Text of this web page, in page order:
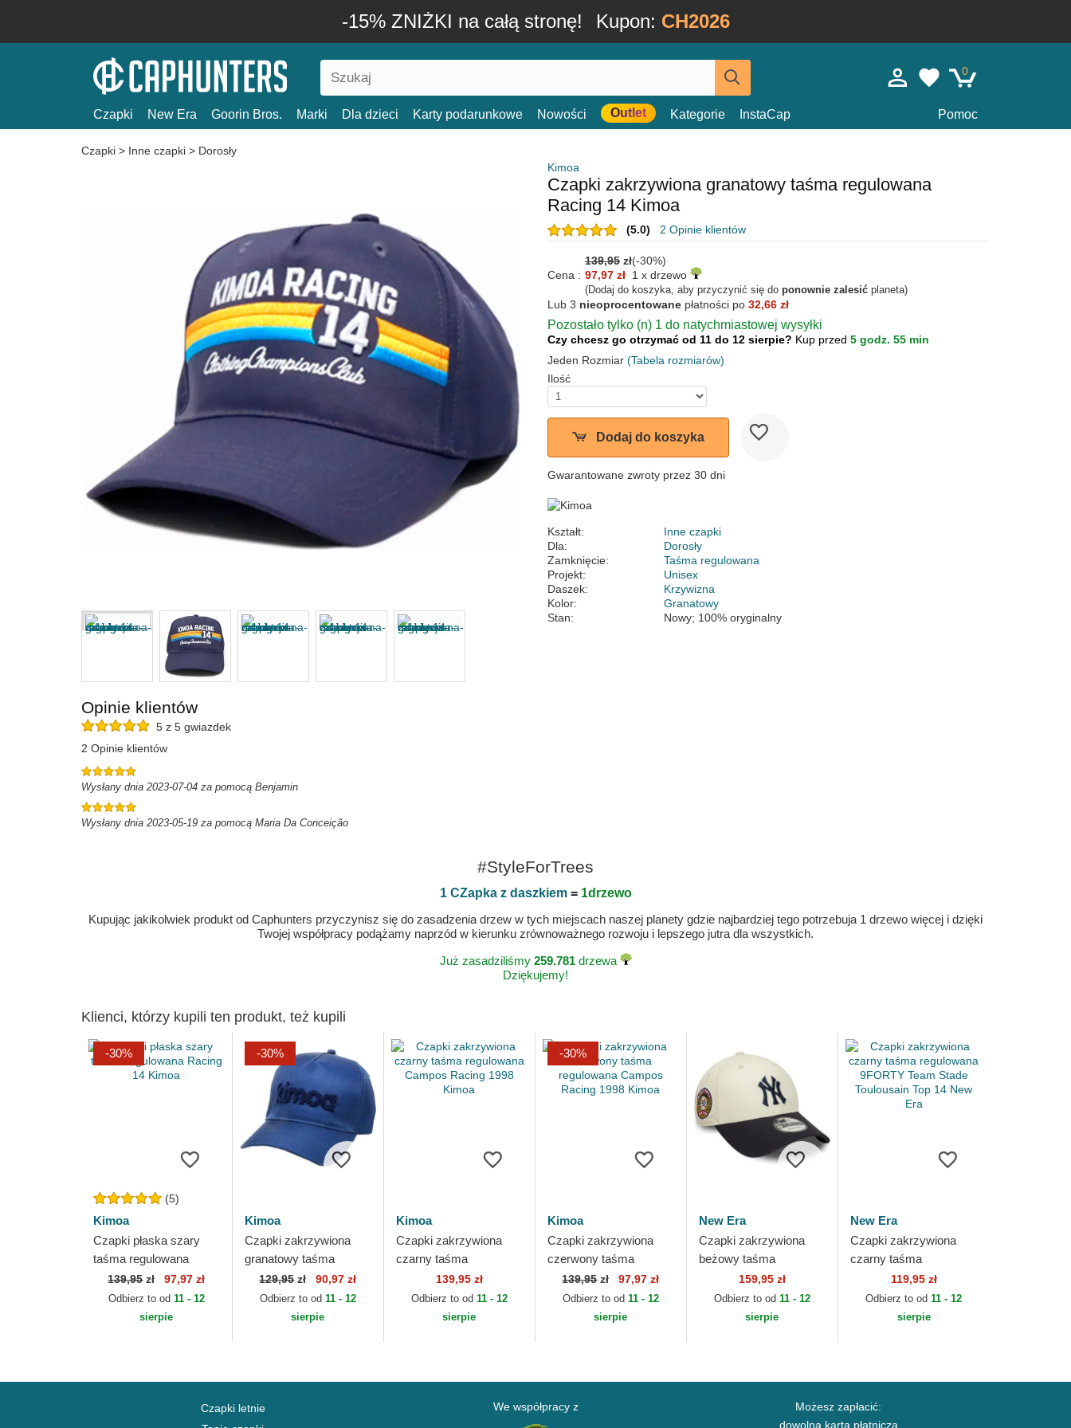
-15% ZNIŻKI na całą stronę! Kupon: CH2026
0
Czapki New Era Goorin Bros. Marki Dla dzieci Karty podarunkowe Nowości Outlet Kategorie InstaCap Pomoc
Czapki > Inne czapki > Dorosły
Kimoa
Czapki zakrzywiona granatowy taśma regulowana
Racing 14 Kimoa
(5.0) 2 Opinie klientów
139,95 zł(-30%)
Cena : 97,97 zł 1 x drzewo
(Dodaj do koszyka, aby przyczynić się do ponownie zalesić planeta)
Lub 3 nieoprocentowane płatności po 32,66 zł
Pozostało tylko (n) 1 do natychmiastowej wysyłki
Czy chcesz go otrzymać od 11 do 12 sierpie? Kup przed 5 godz. 55 min
Jeden Rozmiar (Tabela rozmiarów)
Ilość
Dodaj do koszyka
Gwarantowane zwroty przez 30 dni
Kształt:
Inne czapki
Dla:
Dorosły
Zamknięcie:
Taśma regulowana
Projekt:
Unisex
Daszek:
Krzywizna
Kolor:
Granatowy
Stan:
Nowy; 100% oryginalny
Opinie klientów
5 z 5 gwiazdek
2 Opinie klientów
Wysłany dnia 2023-07-04 za pomocą Benjamin
Wysłany dnia 2023-05-19 za pomocą Maria Da Conceição
#StyleForTrees
1 CZapka z daszkiem= 1drzewo
Kupując jakikolwiek produkt od Caphunters przyczynisz się do zasadzenia drzew w tych miejscach naszej planety gdzie najbardziej tego potrzebuja 1 drzewo więcej i dzięki
Twojej współpracy podążamy naprzód w kierunku zrównoważnego rozwoju i lepszego jutra dla wszystkich.
Już zasadziliśmy 259.781drzewa
Dziękujemy!
Klienci, którzy kupili ten produkt, też kupili
-30%
(5)
Kimoa
Czapki płaska szary
taśma regulowana
Racing 14 Kimoa
139,95zł 97,97 zł
Odbierz to od 11 - 12
sierpie
-30%
Kimoa
Czapki zakrzywiona
granatowy taśma
regulowana Minimal
Kimoa
129,95zł 90,97 zł
Odbierz to od 11 - 12
sierpie
Kimoa
Czapki zakrzywiona
czarny taśma
regulowana Campos
Racing 1998 Kimoa
139,95 zł
Odbierz to od 11 - 12
sierpie
-30%
Kimoa
Czapki zakrzywiona
czerwony taśma
regulowana Campos
Racing 1998 Kimoa
139,95zł 97,97 zł
Odbierz to od 11 - 12
sierpie
New Era
Czapki zakrzywiona
beżowy taśma
regulowana 9FORTY
World Series New York
Yankees MLB New Era
159,95 zł
Odbierz to od 11 - 12
sierpie
New Era
Czapki zakrzywiona
czarny taśma
regulowana 9FORTY
Team Stade Toulousain
Top 14 New Era
119,95 zł
Odbierz to od11 - 12
sierpie
Czapki letnie
We współpracy z
Możesz zapłacić:
dowolna karta płatnicza